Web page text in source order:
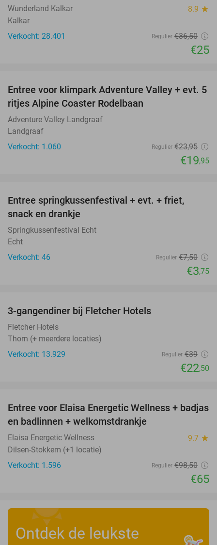
Wunderland Kalkar 8.9 star
Kalkar
Verkocht: 28.401
Regulier €36,50
€25
17%
Entree voor klimpark Adventure Valley + evt. 5
ritjes Alpine Coaster Rodelbaan
Adventure Valley Landgraaf
Landgraaf
Verkocht: 1.060
Regulier €23,95
€19,95
Entree springkussenfestival + evt. + friet,
snack en drankje
Springkussenfestival Echt
Echt
Verkocht: 46
Regulier €7,50
€3,75
3-gangendiner bij Fletcher Hotels
Fletcher Hotels
Thorn (+ meerdere locaties)
Verkocht: 13.929
Regulier €39
€22,50
34%
Entree voor Elaisa Energetic Wellness + badjas
en badlinnen + welkomstdrankje
Elaisa Energetic Wellness 9.7 star
Dilsen-Stokkem (+1 locatie)
Verkocht: 1.596
Regulier €98,50
€65
Ontdek de leukste